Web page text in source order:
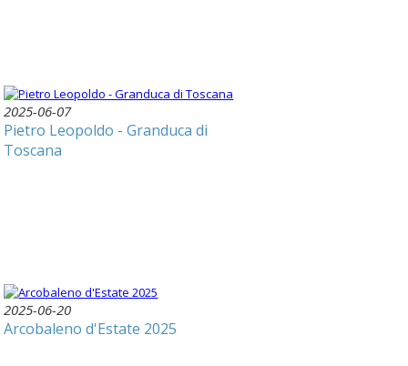
2025-06-07
Pietro Leopoldo - Granduca di
Toscana
2025-06-20
Arcobaleno d'Estate 2025